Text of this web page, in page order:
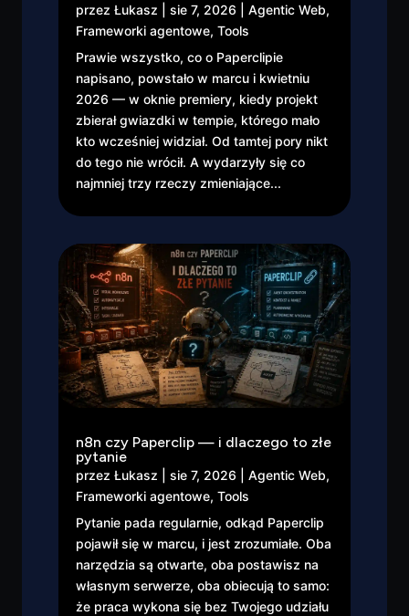
przez Łukasz sie 7, 2026 Agentic Web,
Frameworki agentowe, Tools
Prawie wszystko, co o Paperclipie
napisano, powstało w marcu i kwietniu
2026 — w oknie premiery, kiedy projekt
zbierał gwiazdki w tempie, którego mało
kto wcześniej widział. Od tamtej pory nikt
do tego nie wrócił. A wydarzyły się co
najmniej trzy rzeczy zmieniające...
n8n czy Paperclip — i dlaczego to złe
pytanie
przez Łukasz sie 7, 2026 Agentic Web,
Frameworki agentowe, Tools
Pytanie pada regularnie, odkąd Paperclip
pojawił się w marcu, i jest zrozumiałe. Oba
narzędzia są otwarte, oba postawisz na
własnym serwerze, oba obiecują to samo:
że praca wykona się bez Twojego udziału